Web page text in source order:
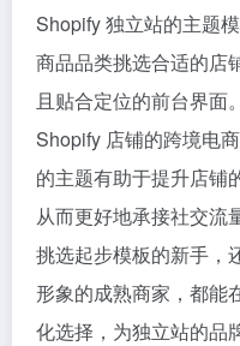
Shopify 独立站的主题
商品品类挑选合适的店
且贴合定位的前台界面
Shopify 店铺的跨境电
的主题有助于提升店铺
从而更好地承接社交流
挑选起步模板的新手，
形象的成熟商家，都能
化选择，为独立站的品